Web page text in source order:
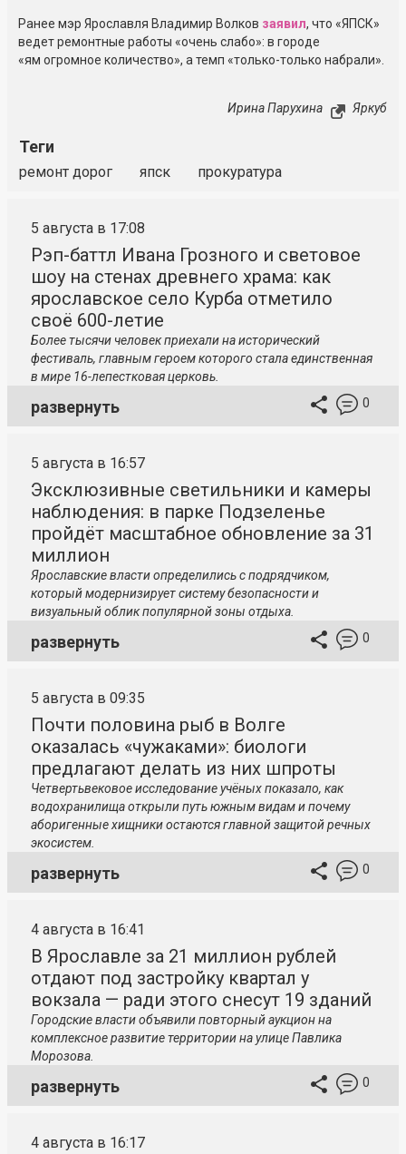
Ранее мэр Ярославля Владимир Волков заявил, что «ЯПСК»
ведет ремонтные работы «очень слабо»: в городе
«ям огромное количество», а темп «только-только набрали».
Ирина Парухина Яркуб
Теги
ремонт дорог япск прокуратура
5 августа в 17:08
Рэп-баттл Ивана Грозного и световое
шоу на стенах древнего храма: как
ярославское село Курба отметило
своё 600-летие
Более тысячи человек приехали на исторический
фестиваль, главным героем которого стала единственная
в мире 16-лепестковая церковь.
развернуть 0
5 августа в 16:57
Эксклюзивные светильники и камеры
наблюдения: в парке Подзеленье
пройдёт масштабное обновление за 31
миллион
Ярославские власти определились с подрядчиком,
который модернизирует систему безопасности и
визуальный облик популярной зоны отдыха.
развернуть 0
5 августа в 09:35
Почти половина рыб в Волге
оказалась «чужаками»: биологи
предлагают делать из них шпроты
Четвертьвековое исследование учёных показало, как
водохранилища открыли путь южным видам и почему
аборигенные хищники остаются главной защитой речных
экосистем.
развернуть 0
4 августа в 16:41
В Ярославле за 21 миллион рублей
отдают под застройку квартал у
вокзала — ради этого снесут 19 зданий
Городские власти объявили повторный аукцион на
комплексное развитие территории на улице Павлика
Морозова.
развернуть 0
4 августа в 16:17